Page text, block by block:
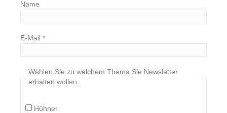
Name
E-Mail *
Wählen Sie zu welchem Thema Sie Newsletter
erhalten wollen.
Hühner